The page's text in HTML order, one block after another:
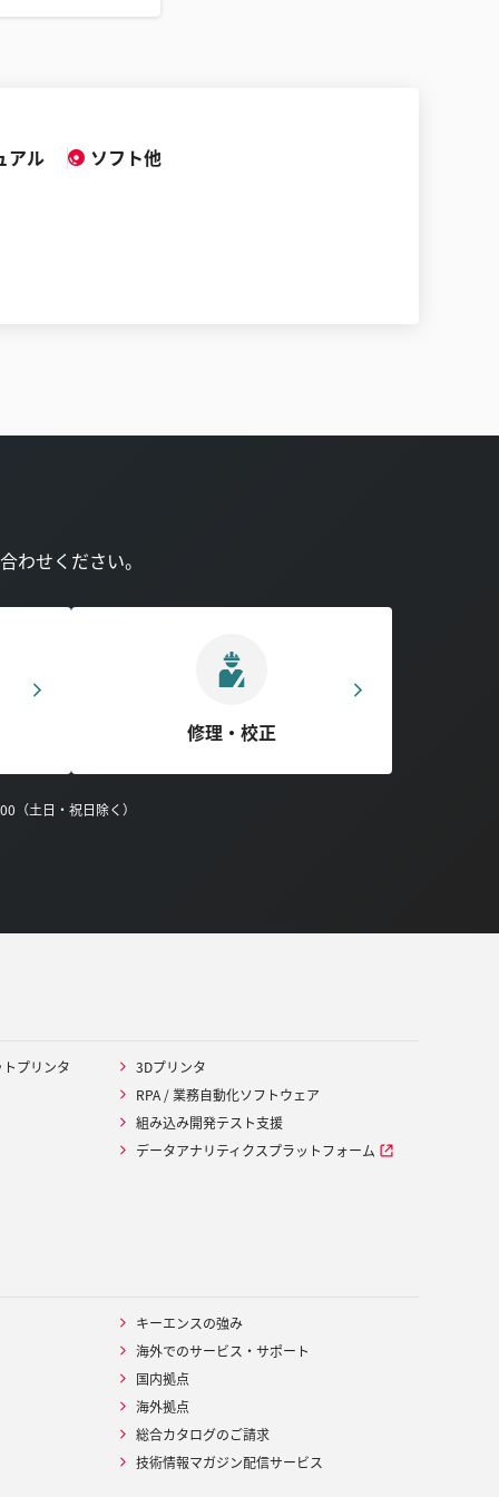
アル
ソフト他
わせください。
修理・校正
（土日・祝日除く）
プリンタ
3Dプリンタ
RPA / 業務自動化ソフトウェア
組み込み開発テスト支援
データアナリティクスプラットフォーム
キーエンスの強み
海外でのサービス・サポート
国内拠点
海外拠点
総合カタログのご請求
技術情報マガジン配信サービス